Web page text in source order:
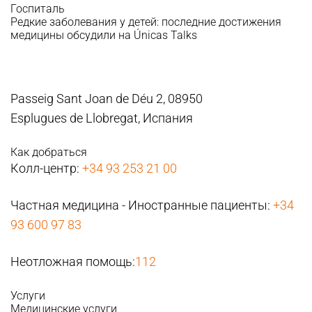
Госпиталь
Редкие заболевания у детей: последние достижения
медицины обсудили на Únicas Talks
Passeig Sant Joan de Déu 2, 08950
Esplugues de Llobregat, Испания
Как добраться
Колл-центр: +34 93 253 21 00
Частная медицина - Иностранные пациенты: +34
93 600 97 83
Неотложная помощь:112
Услуги
Медицинские услуги